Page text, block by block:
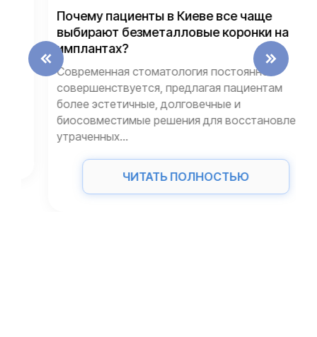
Почему пациенты в Киеве все чаще
выбирают безметалловые коронки на
имплантах?
Современная стоматология постоянно
совершенствуется, предлагая пациентам
более эстетичные, долговечные и
биосовместимые решения для восстановления
утраченных...
ЧИТАТЬ ПОЛНОСТЬЮ